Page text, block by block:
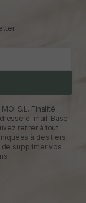
S.L. Finalité :
e-mail. Base
retirer à tout
à des tiers.
supprimer vos